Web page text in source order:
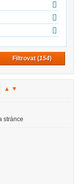
Filtrovat (154)
▲ ▼
stránce